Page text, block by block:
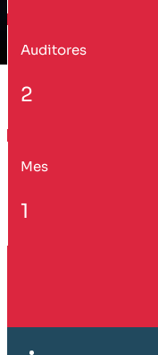
Auditores
2
Mes
1